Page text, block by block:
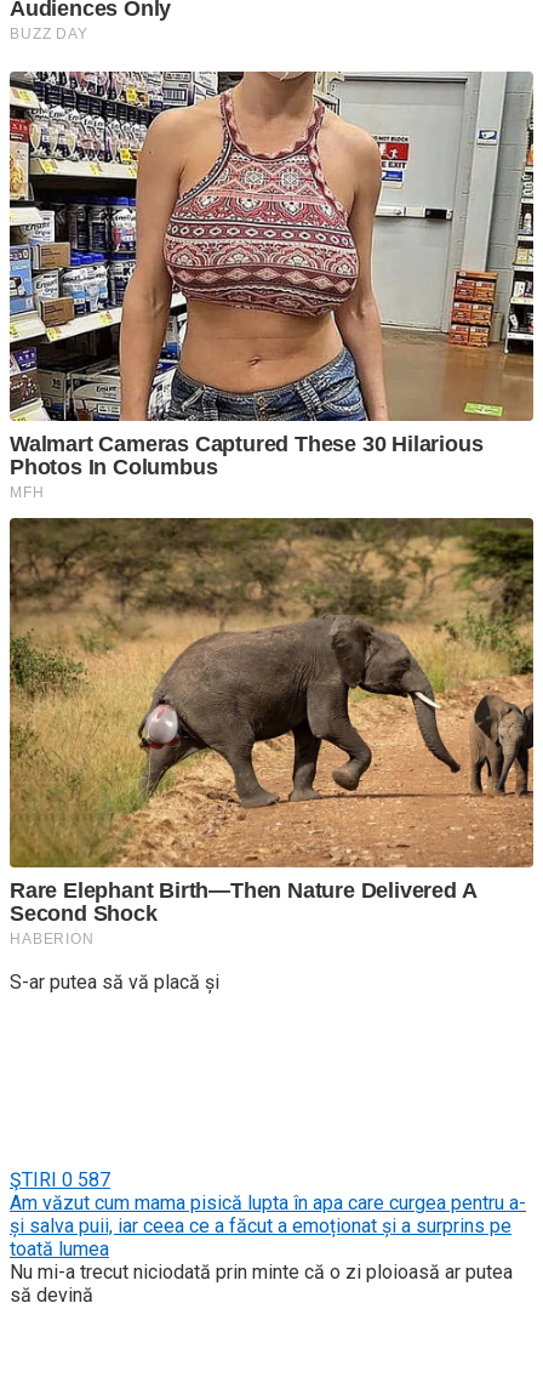
S-ar putea să vă placă și
ŞTIRI 0 587
Am văzut cum mama pisică lupta în apa care curgea pentru a-
și salva puii, iar ceea ce a făcut a emoționat și a surprins pe
toată lumea
Nu mi-a trecut niciodată prin minte că o zi ploioasă ar putea
să devină